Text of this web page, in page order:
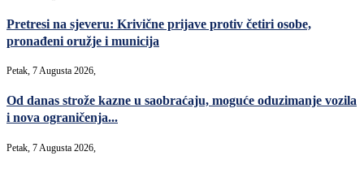
Pretresi na sjeveru: Krivične prijave protiv četiri osobe,
pronađeni oružje i municija
Petak, 7 Augusta 2026,
Od danas strože kazne u saobraćaju, moguće oduzimanje vozila
i nova ograničenja...
Petak, 7 Augusta 2026,